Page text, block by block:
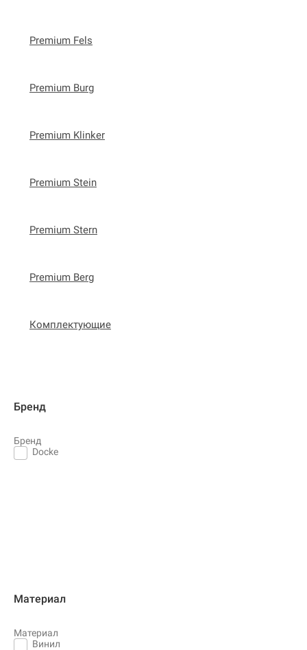
Premium Fels
Premium Burg
Premium Klinker
Premium Stein
Premium Stern
Premium Berg
Комплектующие
Бренд
Бренд
Docke
Материал
Материал
Винил